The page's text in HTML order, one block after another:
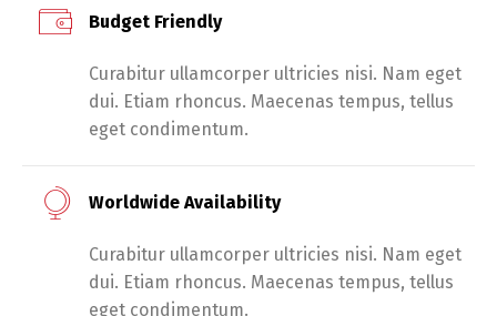
Budget Friendly
Curabitur ullamcorper ultricies nisi. Nam eget
dui. Etiam rhoncus. Maecenas tempus, tellus
eget condimentum.
Worldwide Availability
Curabitur ullamcorper ultricies nisi. Nam eget
dui. Etiam rhoncus. Maecenas tempus, tellus
eget condimentum.